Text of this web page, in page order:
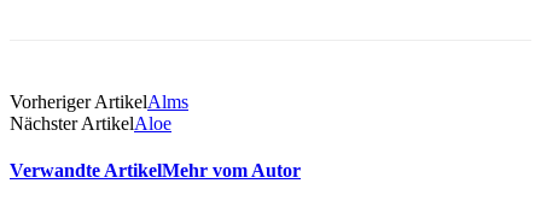
Vorheriger ArtikelAlms
Nächster ArtikelAloe
Verwandte ArtikelMehr vom Autor